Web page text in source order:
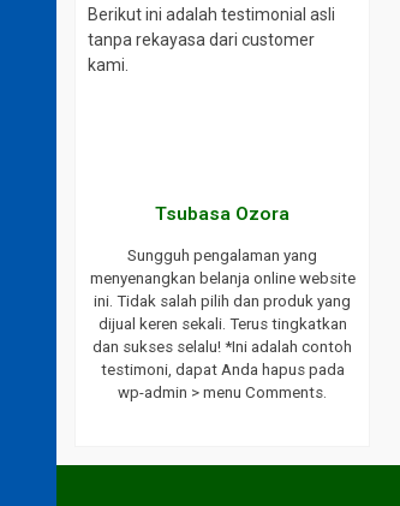
Berikut ini adalah testimonial asli
tanpa rekayasa dari customer
kami.
Tsubasa Ozora
Sungguh pengalaman yang
menyenangkan belanja online website
ini. Tidak salah pilih dan produk yang
dijual keren sekali. Terus tingkatkan
dan sukses selalu! *Ini adalah contoh
testimoni, dapat Anda hapus pada
wp-admin > menu Comments.